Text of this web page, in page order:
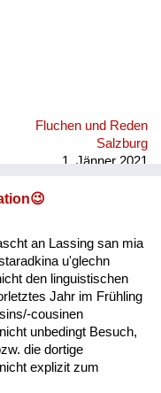
Fluchen und Reden
Salzburg
1. Jänner 2021
an Lassing san mia
u'glechn
den linguistischen
Jahr im Frühling
cousinen
unbedingt Besuch,
die dortige
explizit zum